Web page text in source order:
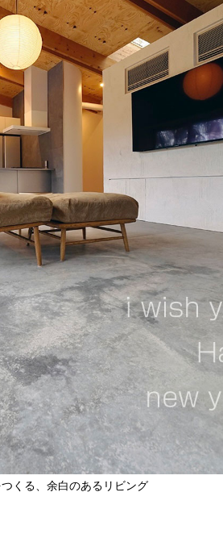
くる、余白のあるリビング